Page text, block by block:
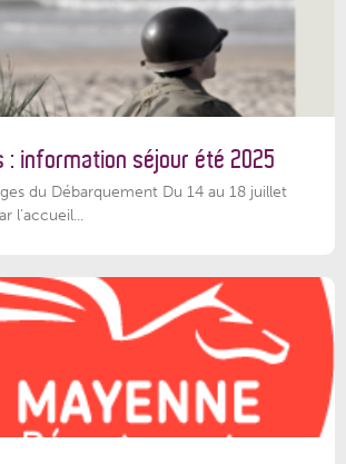
: information séjour été 2025
du Débarquement Du 14 au 18 juillet
l’accueil...